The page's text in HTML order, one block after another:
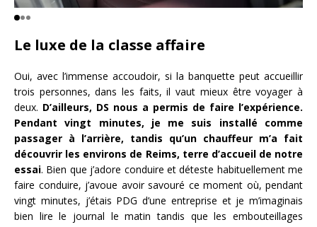
Le luxe de la classe affaire
Oui, avec l’immense accoudoir, si la banquette peut accueillir
trois personnes, dans les faits, il vaut mieux être voyager à
deux. D’ailleurs, DS nous a permis de faire l’expérience.
Pendant vingt minutes, je me suis installé comme
passager à l’arrière, tandis qu’un chauffeur m’a fait
découvrir les environs de Reims, terre d’accueil de notre
essai. Bien que j’adore conduire et déteste habituellement me
faire conduire, j’avoue avoir savouré ce moment où, pendant
vingt minutes, j’étais PDG d’une entreprise et je m’imaginais
bien lire le journal le matin tandis que les embouteillages